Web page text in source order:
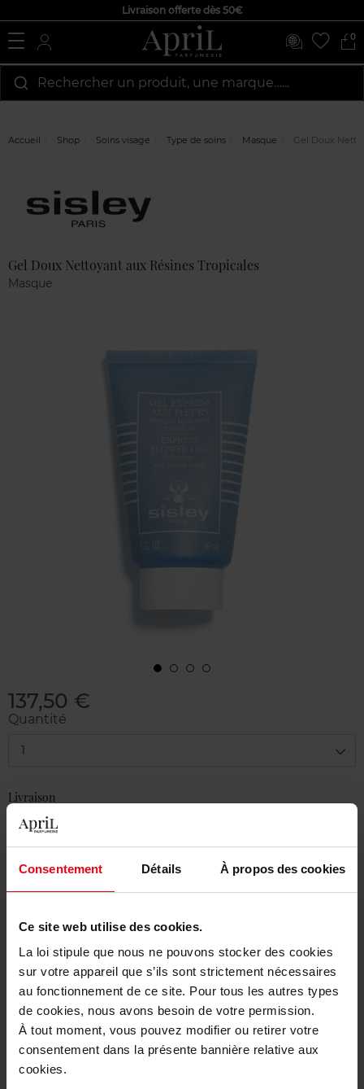
Consentement Détails À propos des cookies
Ce site web utilise des cookies.
La loi stipule que nous ne pouvons stocker des cookies
sur votre appareil que s’ils sont strictement nécessaires
au fonctionnement de ce site. Pour tous les autres types
de cookies, nous avons besoin de votre permission.
À tout moment, vous pouvez modifier ou retirer votre
consentement dans la présente bannière relative aux
cookies.
Livraison offerte dès 50€
0
Rechercher un produit, une marque…...
Accueil Shop Soins visage Type de soins Masque Gel Doux
Gel Doux Nettoyant aux Résines Tropicales
Masque
137,50 €
Quantité
1
Livraison
En stock
Ajouter au panier
Livraison gratuite à partir de 50€
Retour gratuit dans votre magasin
Description
Caractéristiques